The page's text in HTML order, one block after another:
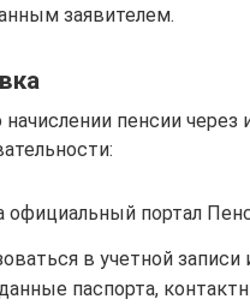
заявителем.
пенсии
официальный портал
в учетной записи
паспорта,